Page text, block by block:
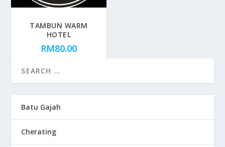
TAMBUN WARM
HOTEL
RM80.00
Batu Gajah
Cherating